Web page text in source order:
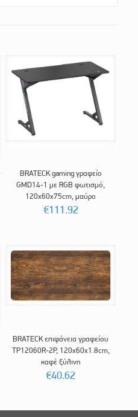
BRATECK gaming γραφείο
GMD14-1 με RGB φωτισμό,
120x60x75cm, μαύρο
€111.92
BRATECK επιφάνεια γραφείου
TP12060R-2P, 120x60x1.8cm,
καφέ ξύλινη
€40.62